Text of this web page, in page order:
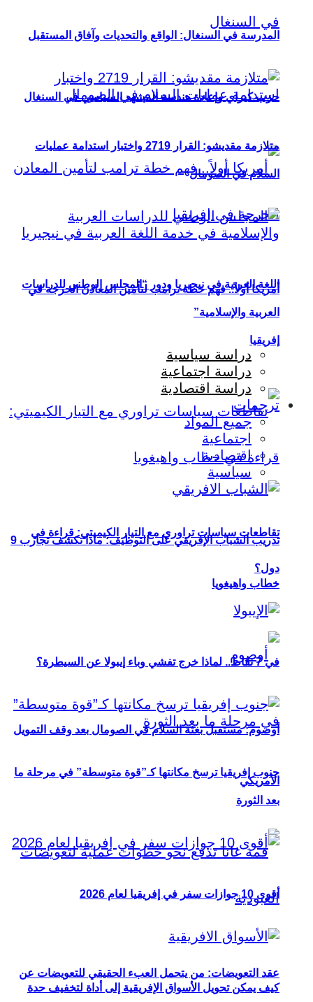
حزب كيراي وإعادة هندسة المشهد السياسي في السنغال
أمريكا أولاً.. فهم خطة ترامب لتأمين المعادن الحرجة في
إفريقيا
تقاطعات سياسات تراوري مع التيار الكيميتي: قراءة في
خطاب واهيغويا
أوصوم: مستقبل بعثة السلام في الصومال بعد وقف التمويل
الأمريكي
عقد التعويضات: من يتحمل العبء الحقيقي للتعويضات عن
المدرسة في السنغال: الواقع والتحديات وآفاق المستقبل
متلازمة مقديشو: القرار 2719 واختبار استدامة عمليات
السلام في الصومال
اللغة العربية في نيجيريا ودور “المجلس الوطني للدراسات
العربية والإسلامية”
دراسة سياسية
دراسة اجتماعية
دراسة اقتصادية
ترجمات
جميع المواد
اجتماعية
اقتصادية
سياسية
تدريب الشباب الإفريقي على التوظيف: ماذا تكشف تجارب 9
دول؟
في 7 نقاط.. لماذا خرج تفشي وباء إيبولا عن السيطرة؟
جنوب إفريقيا ترسخ مكانتها كـ”قوة متوسطة” في مرحلة ما
بعد الثورة
أقوى 10 جوازات سفر في إفريقيا لعام 2026
كيف يمكن تحويل الأسواق الإفريقية إلى أداة لتخفيف حدة